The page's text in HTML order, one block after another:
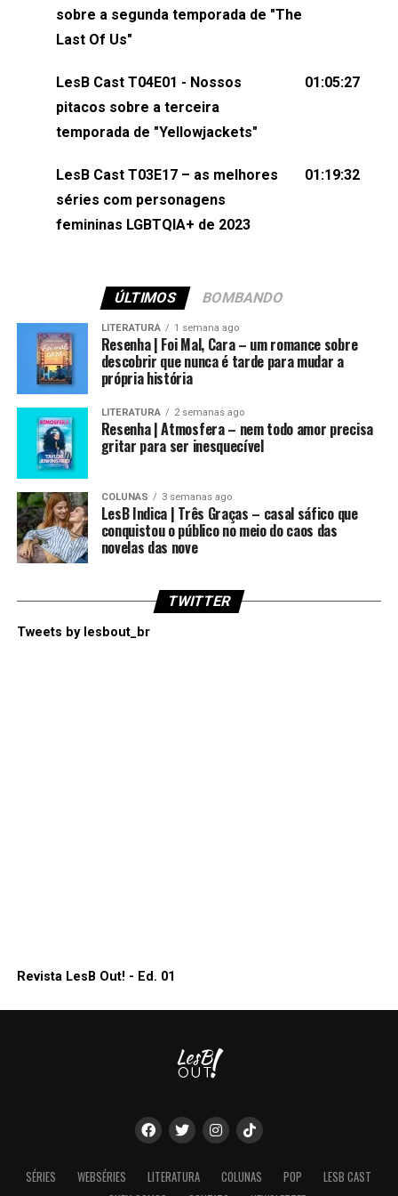
sociais:Twitter: ⁠⁠⁠⁠@lesbout_br⁠⁠⁠⁠ Instagram: ⁠⁠⁠⁠@lesbout_br⁠⁠⁠⁠
(⁠⁠⁠⁠⁠⁠@KarolenPassos⁠⁠⁠⁠⁠⁠)Participação de Bruna Fentanes
(⁠⁠⁠⁠@brunarfentanes⁠⁠⁠⁠) e Pollyelly FlorêncioEdição de
Naiady Machado
sobre a segunda temporada de "The
Last Of Us"
LesB Cast T04E01 - Nossos
pitacos sobre a terceira
temporada de "Yellowjackets"
01:05:27
LesB Cast T03E17 – as melhores
séries com personagens
femininas LGBTQIA+ de 2023
01:19:32
ÚLTIMOS BOMBANDO
LITERATURA 1 semana ago
Resenha | Foi Mal, Cara – um romance sobre
descobrir que nunca é tarde para mudar a
própria história
LITERATURA 2 semanas ago
Resenha | Atmosfera – nem todo amor precisa
gritar para ser inesquecível
COLUNAS 3 semanas ago
LesB Indica | Três Graças – casal sáfico que
conquistou o público no meio do caos das
novelas das nove
TWITTER
Tweets by lesbout_br
Revista LesB Out! - Ed. 01
SÉRIES WEBSÉRIES LITERATURA COLUNAS POP
LESB CAST